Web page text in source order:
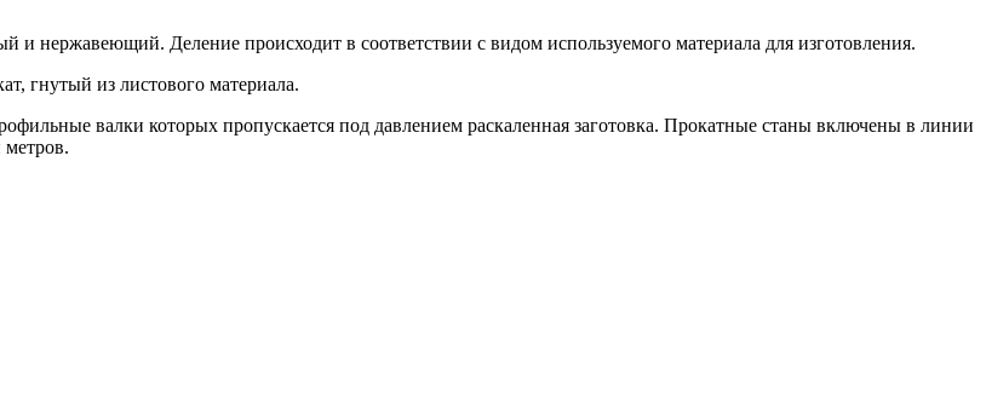
и нержавеющий. Деление происходит в соответствии с видом используемого материала для изготовления.
гнутый из листового материала.
валки которых пропускается под давлением раскаленная заготовка. Прокатные станы включены в линии
метров.